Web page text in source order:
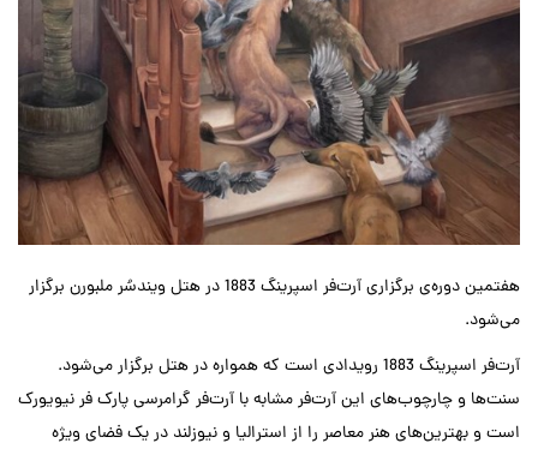
هفتمین دوره‌ی برگزاری آرت‌فر اسپرینگ 1883 در هتل ویندسُر ملبورن برگزار
می‌شود.
آرت‌فر اسپرینگ 1883 رویدادی است که همواره در هتل برگزار می‌شود.
سنت‌ها و چارچوب‌های این آرت‌فر مشابه با آرت‌فر گرامرسی پارک‌‌‌ فر نیویورک
است و بهترین‌های هنر معاصر را از استرالیا و‌ نیوزلند در یک فضای ویژه